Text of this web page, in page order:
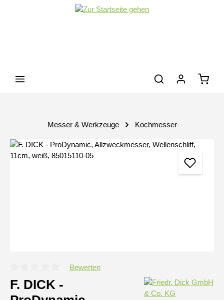
Zum Hauptinhalt springen
Messer & Werkzeuge Kochmesser
Bildergalerie überspringen
Durchschnittliche Bewertung von 0 von 5 Sternen
Bewerten
F. DICK -